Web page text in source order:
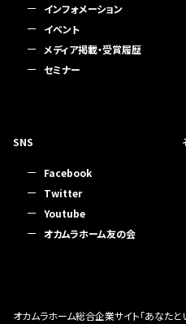
インフォメーション
イベント
メディア掲載・受賞履歴
セミナー
SNS
Facebook
Twitter
Youtube
オカムラホーム友の会
オカムラホーム総合企業サイト「あなたと